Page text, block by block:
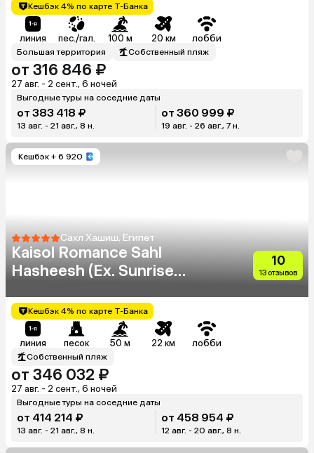
Кешбэк 4% по карте Т-Банка
линия пес./гал. 100 м 20 км лобби
Большая территория Собственный пляж
от 316 846 ₽
27 авг. - 2 сент., 6 ночей
Выгодные туры на соседние даты
от 383 418 ₽
13 авг. - 21 авг., 8 н.
от 360 999 ₽
19 авг. - 26 авг., 7 н.
Кешбэк + 6 920
Сахл Хашиш, Египет
Kaisol Romance Sahl
Hasheesh (Ex. Sunrise
Only 16+)
10
13 отзывов
Кешбэк 4% по карте Т-Банка
линия песок 50 м 22 км лобби
Собственный пляж
от 346 032 ₽
27 авг. - 2 сент., 6 ночей
Выгодные туры на соседние даты
от 414 214 ₽
13 авг. - 21 авг., 8 н.
от 458 954 ₽
12 авг. - 20 авг., 8 н.